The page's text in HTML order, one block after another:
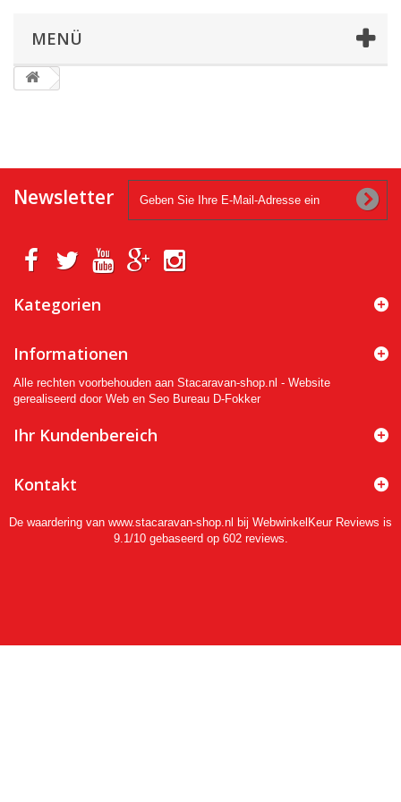
MENÜ
Newsletter
Kategorien
Informationen
Alle rechten voorbehouden aan Stacaravan-shop.nl - Website
gerealiseerd door Web en Seo Bureau D-Fokker
Ihr Kundenbereich
Kontakt
De waardering van www.stacaravan-shop.nl bij WebwinkelKeur Reviews is
9.1/10 gebaseerd op 602 reviews.